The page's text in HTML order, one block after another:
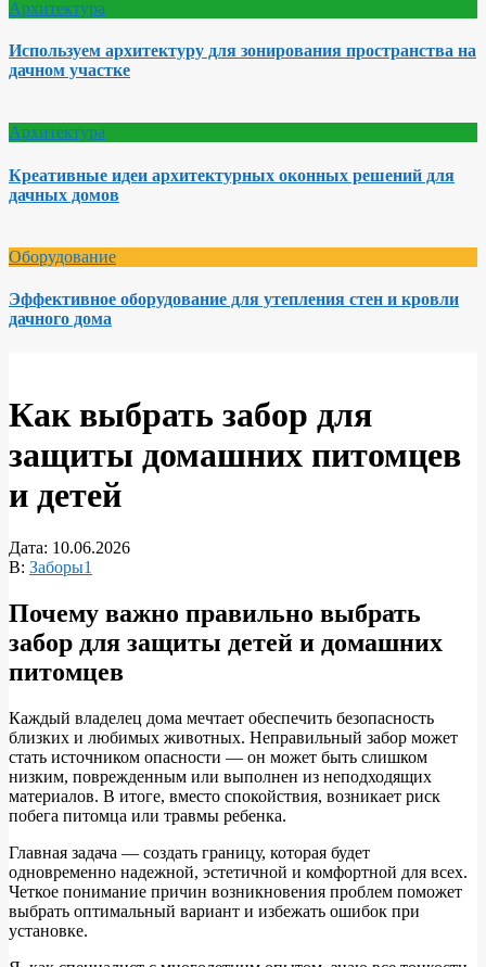
Архитектура
Используем архитектуру для зонирования пространства на
дачном участке
Архитектура
Креативные идеи архитектурных оконных решений для
дачных домов
Оборудование
Эффективное оборудование для утепления стен и кровли
дачного дома
Как выбрать забор для
защиты домашних питомцев
и детей
Дата: 10.06.2026
В: Заборы1
Почему важно правильно выбрать
забор для защиты детей и домашних
питомцев
Каждый владелец дома мечтает обеспечить безопасность
близких и любимых животных. Неправильный забор может
стать источником опасности — он может быть слишком
низким, поврежденным или выполнен из неподходящих
материалов. В итоге, вместо спокойствия, возникает риск
побега питомца или травмы ребенка.
Главная задача — создать границу, которая будет
одновременно надежной, эстетичной и комфортной для всех.
Четкое понимание причин возникновения проблем поможет
выбрать оптимальный вариант и избежать ошибок при
установке.